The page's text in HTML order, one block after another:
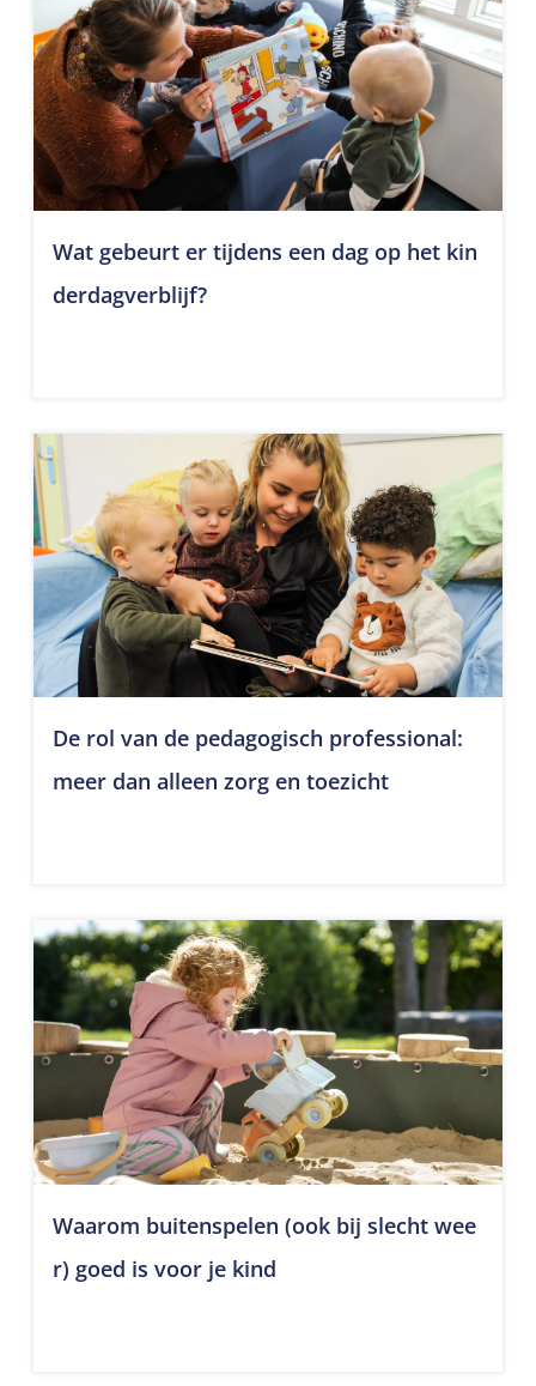
Wat gebeurt er tijdens een dag op het kin
derdagverblijf?
De rol van de pedagogisch professional:
meer dan alleen zorg en toezicht
Waarom buitenspelen (ook bij slecht wee
r) goed is voor je kind